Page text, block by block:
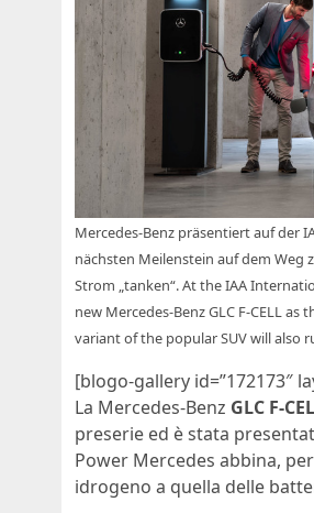
Mercedes-Benz präsentiert auf der
nächsten Meilenstein auf dem Weg
Strom „tanken“. At the IAA
new Mercedes-Benz GLC F-CELL
variant of the popular SUV will also
[blogo-gallery id=”172173″
La Mercedes-Benz GLC F-
preserie ed è stata
Power Mercedes abbina,
idrogeno a quella delle